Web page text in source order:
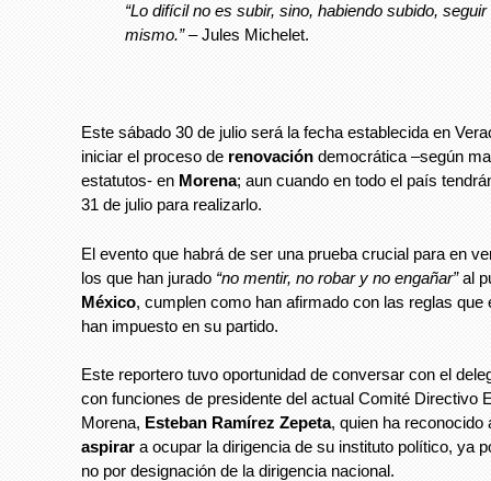
“Lo difícil no es subir, sino, habiendo subido,
mismo.” –Jules Michelet.
Este sábado 30 de julio será la fecha establecida en
iniciar el proceso de renovación democrática –según
estatutos- en Morena; aun cuando en todo el país
31 de julio para realizarlo.
El evento que habrá de ser una prueba crucial para en
los que han jurado “no mentir, no robar y no engañar”al
México, cumplen como han afirmado con las reglas que
han impuesto en su partido.
Este reportero tuvo oportunidad de conversar con el
con funciones de presidente del actual Comité Directivo
Morena, Esteban Ramírez Zepeta, quien ha reconocido
aspirar a ocupar la dirigencia de su instituto político, ya
no por designación de la dirigencia nacional.